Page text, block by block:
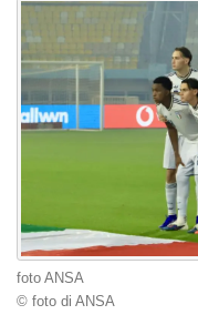
foto ANSA
© foto di ANSA